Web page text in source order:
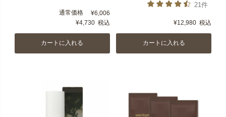
通常価格 ¥6,006
¥4,730 税込
カートに入れる
21件
¥12,980 税込
カートに入れる